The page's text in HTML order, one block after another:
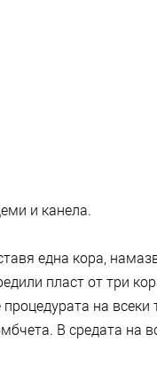
и канела.
една кора,
пласт от три
на всеки
В средата на